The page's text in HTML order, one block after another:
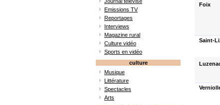
Emissions TV
Reportages
Interviews
Magazine rural
Culture vidéo
Sports en vidéo
culture
Musique
Littérature
Spectacles
Arts
Foix
Saint-